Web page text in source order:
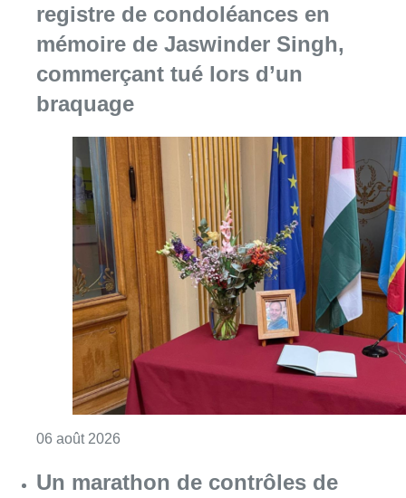
registre de condoléances en
mémoire de Jaswinder Singh,
commerçant tué lors d’un
braquage
06 août 2026
Un marathon de contrôles de